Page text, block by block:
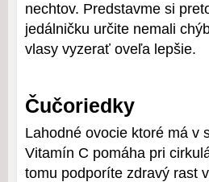
nechtov. Predstavme si
jedálničku určite nemali
vlasy vyzerať oveľa lepšie.
Čučoriedky
Lahodné ovocie ktoré má v
Vitamín C pomáha pri
tomu podporíte zdravý rast